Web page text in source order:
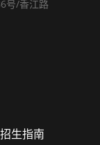
号/香江路
招生指南